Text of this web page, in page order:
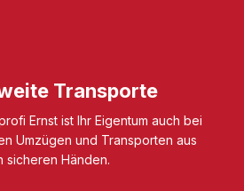
Transporte
Ernst ist Ihr Eigentum auch bei
Umzügen und Transporten aus
sicheren Händen.